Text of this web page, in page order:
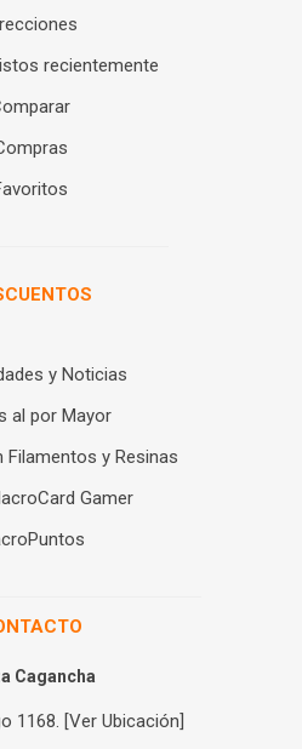
recientemente
y Noticias
al por Mayor
Filamentos y Resinas
Gamer
Cagancha
1168. [Ver Ubicación]